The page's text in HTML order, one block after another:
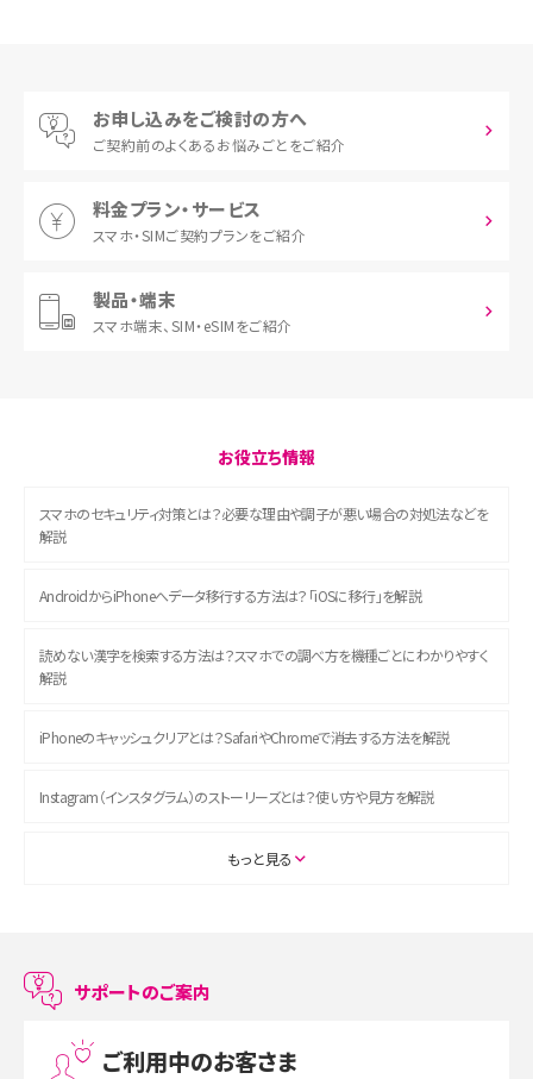
お申し込みをご検討の方へ
ご契約前のよくあるお悩みごとをご紹介
料金プラン・サービス
スマホ・SIMご契約プランをご紹介
製品・端末
スマホ端末、 SIM・eSIMをご紹介
お役立ち情報
スマホのセキュリティ対策とは？必要な理由や調子が悪い場合の対処法などを
解説
AndroidからiPhoneへデータ移行する方法は？「iOSに移行」を解説
読めない漢字を検索する方法は？スマホでの調べ方を機種ごとにわかりやすく
解説
iPhoneのキャッシュクリアとは？SafariやChromeで消去する方法を解説
Instagram（インスタグラム）のストーリーズとは？使い方や見方を解説
ASMRとは？初心者向けの代表ジャンルや楽しみ方を解説
LINEで友だちを削除する方法は？方法ごとの影響や復活・復元する方法も解説
プリペイドSIMとは？種類やメリット・デメリット、利用までの流れを解説
もっと見る
サポートのご案内
ご利用中のお客さま